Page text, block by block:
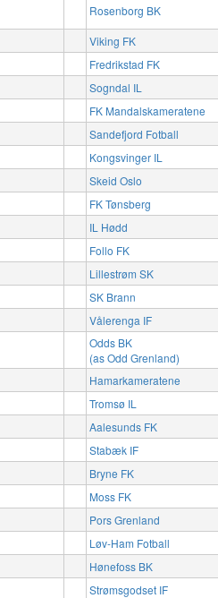
Rosenborg BK
Viking FK
Fredrikstad FK
Sogndal IL
FK Mandalskameratene
Sandefjord Fotball
Kongsvinger IL
Skeid Oslo
FK Tønsberg
IL Hødd
Follo FK
Lillestrøm SK
SK Brann
Vålerenga IF
Odds BK
(as Odd Grenland)
Hamarkameratene
Tromsø IL
Aalesunds FK
Stabæk IF
Bryne FK
Moss FK
Pors Grenland
Løv-Ham Fotball
Hønefoss BK
Strømsgodset IF